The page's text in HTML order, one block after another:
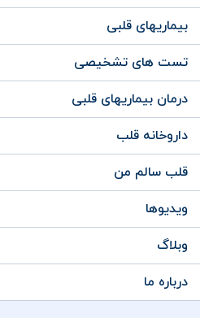
بیماریهای قلبی
تست های تشخیصی
درمان بیماریهای قلبی
داروخانه قلب
قلب سالم من
ویدیوها
وبلاگ
درباره ما